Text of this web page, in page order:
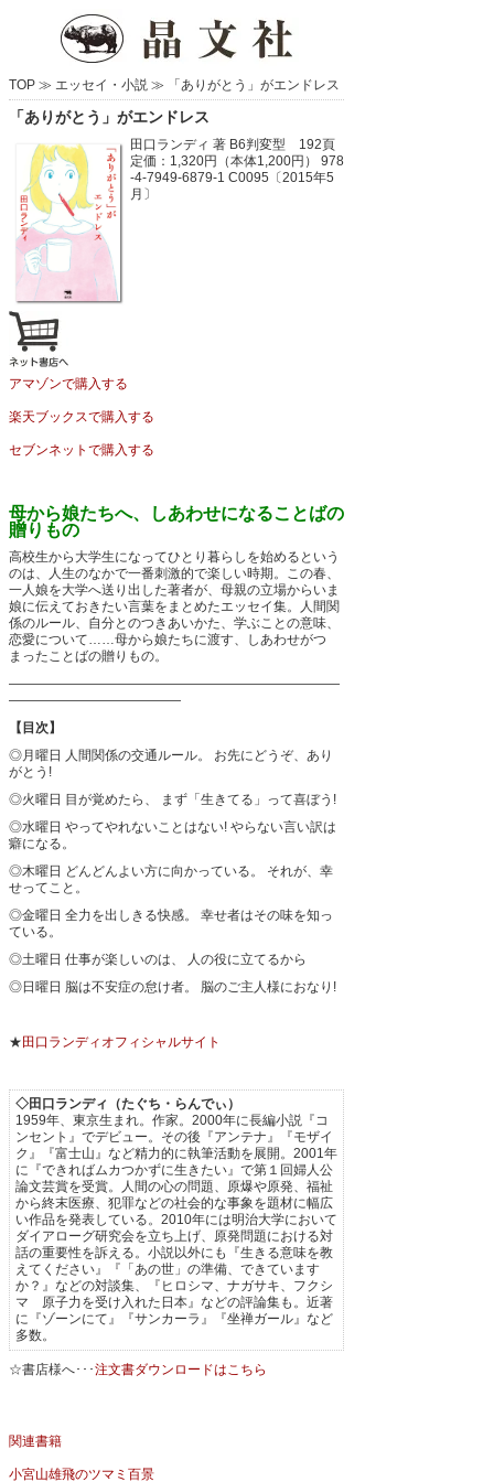
TOP ≫ エッセイ・小説 ≫ 「ありがとう」がエンドレス
「ありがとう」がエンドレス
田口ランディ 著 B6判変型 192頁
定価：1,320円（本体1,200円）
978
-4-7949-6879-1 C0095〔2015年5
月〕
アマゾンで購入する
楽天ブックスで購入する
セブンネットで購入する
母から娘たちへ、しあわせになることばの
贈りもの
高校生から大学生になってひとり暮らしを始めるという
のは、人生のなかで一番刺激的で楽しい時期。この春、
一人娘を大学へ送り出した著者が、母親の立場からいま
娘に伝えておきたい言葉をまとめたエッセイ集。人間関
係のルール、自分とのつきあいかた、学ぶことの意味、
恋愛について……母から娘たちに渡す、しあわせがつ
まったことばの贈りもの。
―――――――――――――――――――――――――
―――――――――――――
【目次】
◎月曜日 人間関係の交通ルール。
お先にどうぞ、あり
がとう!
◎火曜日 目が覚めたら、
まず「生きてる」って喜ぼう!
◎水曜日 やってやれないことはない! やらない言い訳は
癖になる。
◎木曜日 どんどんよい方に向かっている。
それが、幸
せってこと。
◎金曜日 全力を出しきる快感。
幸せ者はその味を知っ
ている。
◎土曜日 仕事が楽しいのは、
人の役に立てるから
◎日曜日 脳は不安症の怠け者。 脳のご主人様におなり!
★ 田口ランディオフィシャルサイト
◇田口ランディ（たぐち・らんでぃ）
1959年、東京生まれ。作家。2000年に長編小説『コ
ンセント』でデビュー。その後『アンテナ』『モザイ
ク』『富士山』など精力的に執筆活動を展開。2001年
に『できればムカつかずに生きたい』で第１回婦人公
論文芸賞を受賞。人間の心の問題、原爆や原発、福祉
から終末医療、犯罪などの社会的な事象を題材に幅広
い作品を発表している。2010年には明治大学において
ダイアローグ研究会を立ち上げ、原発問題における対
話の重要性を訴える。小説以外にも『生きる意味を教
えてください』『「あの世」の準備、できています
か？』などの対談集、『ヒロシマ、ナガサキ、フクシ
マ 原子力を受け入れた日本』などの評論集も。近著
に『ゾーンにて』『サンカーラ』『坐禅ガール』など
多数。
☆書店様へ･･･注文書ダウンロードはこちら
関連書籍
小宮山雄飛のツマミ百景